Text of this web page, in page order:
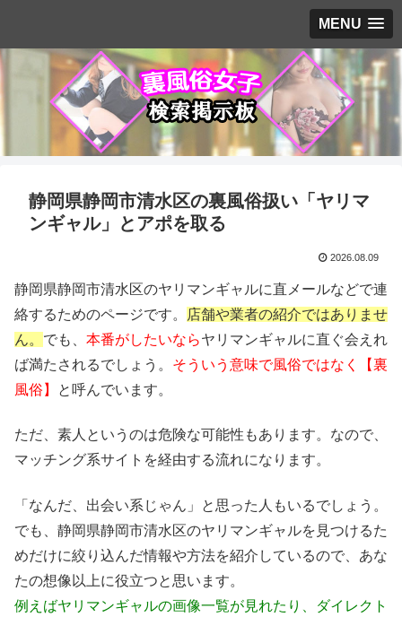
MENU
静岡県静岡市清水区の裏風俗扱い「ヤリマ
ンギャル」とアポを取る
2026.08.09
静岡県静岡市清水区のヤリマンギャルに直メールなどで連
絡するためのページです。
店舗や業者の紹介ではありませ
ん。 でも、 本番がしたいならヤリマンギャルに直ぐ会えれ
ば満たされるでしょう。 そういう意味で風俗ではなく【裏
風俗】
と呼んでいます。
ただ、素人というのは危険な可能性もあります。なので、
マッチング系サイトを経由する流れになります。
「なんだ、出会い系じゃん」と思った人もいるでしょう。
でも、静岡県静岡市清水区のヤリマンギャルを見つけるた
めだけに絞り込んだ情報や方法を紹介しているので、あな
たの想像以上に役立つと思います。
例えばヤリマンギャルの画像一覧が見れたり、ダイレクト